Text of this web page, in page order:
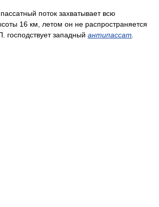
поток захватывает всю
16 км, летом он не распространяется
западный антипассат